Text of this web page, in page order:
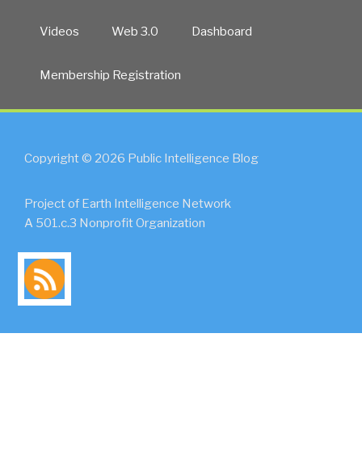
Videos Web 3.0 Dashboard
Membership Registration
Copyright © 2026 Public Intelligence Blog
Project of Earth Intelligence Network
A 501.c.3 Nonprofit Organization